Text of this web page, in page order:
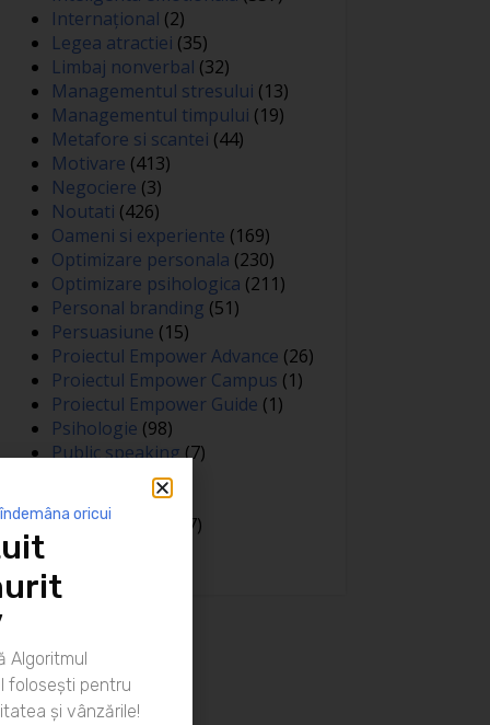
Internațional (2)
Legea atractiei (35)
Limbaj nonverbal (32)
Managementul stresului (13)
Managementul timpului (19)
Metafore si scantei (44)
Motivare (413)
Negociere (3)
Noutati (426)
Oameni si experiente (169)
Optimizare personala (230)
Optimizare psihologica (211)
Personal branding (51)
Persuasiune (15)
Proiectul Empower Advance (26)
Proiectul Empower Campus (1)
Proiectul Empower Guide (1)
Psihologie (98)
Public speaking(7)
(81)
Spiritualitate
(127)
oricui
Algoritmul
folosești pentru
și vânzările!